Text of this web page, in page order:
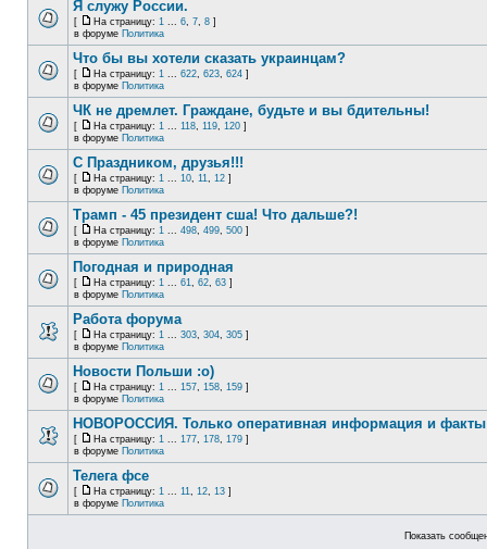
Я служу России.
[ На страницу: 1 ... 6, 7, 8 ]
в форуме Политика
Что бы вы хотели сказать украинцам?
[ На страницу: 1 ... 622, 623, 624 ]
в форуме Политика
ЧК не дремлет. Граждане, будьте и вы бдительны!
[ На страницу: 1 ... 118, 119, 120 ]
в форуме Политика
С Праздником, друзья!!!
[ На страницу: 1 ... 10, 11, 12 ]
в форуме Политика
Трамп - 45 президент сша! Что дальше?!
[ На страницу: 1 ... 498, 499, 500 ]
в форуме Политика
Погодная и природная
[ На страницу: 1 ... 61, 62, 63 ]
в форуме Политика
Работа форума
[ На страницу: 1 ... 303, 304, 305 ]
в форуме Политика
Новости Польши :o)
[ На страницу: 1 ... 157, 158, 159 ]
в форуме Политика
НОВОРОССИЯ. Только оперативная информация и факты
[ На страницу: 1 ... 177, 178, 179 ]
в форуме Политика
Телега фсе
[ На страницу: 1 ... 11, 12, 13 ]
в форуме Политика
Показать